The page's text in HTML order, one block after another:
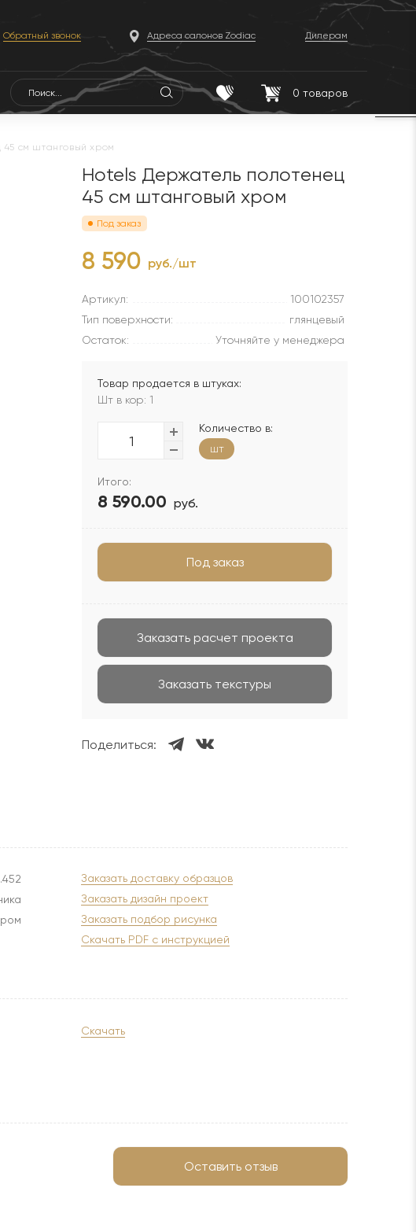
Обратный звонок Адреса салонов Zodiac Дилерам
0 товаров
см штанговый хром
Hotels Держатель полотенец
45 см штанговый хром
Под заказ
8 590 руб./шт
Артикул:
100102357
Тип поверхности:
глянцевый
Остаток:
Уточняйте у менеджера
Товар продается в штуках:
Шт в кор: 1
Количество в:
шт
Итого:
8 590.00 руб.
Под заказ
Заказать расчет проекта
Заказать текстуры
Поделиться:
Заказать доставку образцов
Заказать дизайн проект
Заказать подбор рисунка
Скачать PDF с инструкцией
Скачать
Оставить отзыв